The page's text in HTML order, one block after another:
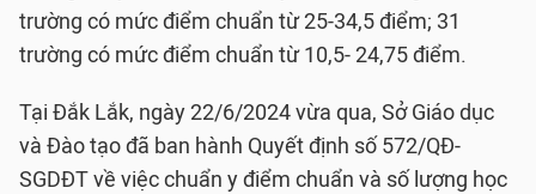
trường có mức điểm chuẩn từ 25-34,5 điểm; 31
trường có mức điểm chuẩn từ 10,5- 24,75 điểm.
Tại Đắk Lắk, ngày 22/6/2024 vừa qua, Sở Giáo dục
và Đào tạo đã ban hành Quyết định số 572/QĐ-
SGDĐT về việc chuẩn y điểm chuẩn và số lượng học